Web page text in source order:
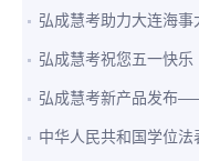
弘成慧考助力大连海
弘成慧考祝您五一快乐
弘成慧考新产品发布
中华人民共和国学位